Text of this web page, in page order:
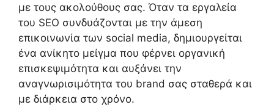
με τους ακολούθους σας. Όταν τα εργαλεία
του SEO συνδυάζονται με την άμεση
επικοινωνία των social media, δημιουργείται
ένα ανίκητο μείγμα που φέρνει οργανική
επισκεψιμότητα και αυξάνει την
αναγνωρισιμότητα του brand σας σταθερά και
με διάρκεια στο χρόνο.